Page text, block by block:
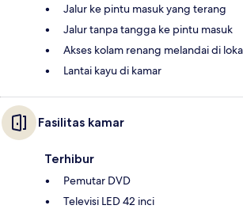
Jalur ke pintu masuk yang terang
Jalur tanpa tangga ke pintu masuk
Akses kolam renang melandai di
Lantai kayu di kamar
Fasilitas kamar
Terhibur
Pemutar DVD
Televisi LED 42 inci